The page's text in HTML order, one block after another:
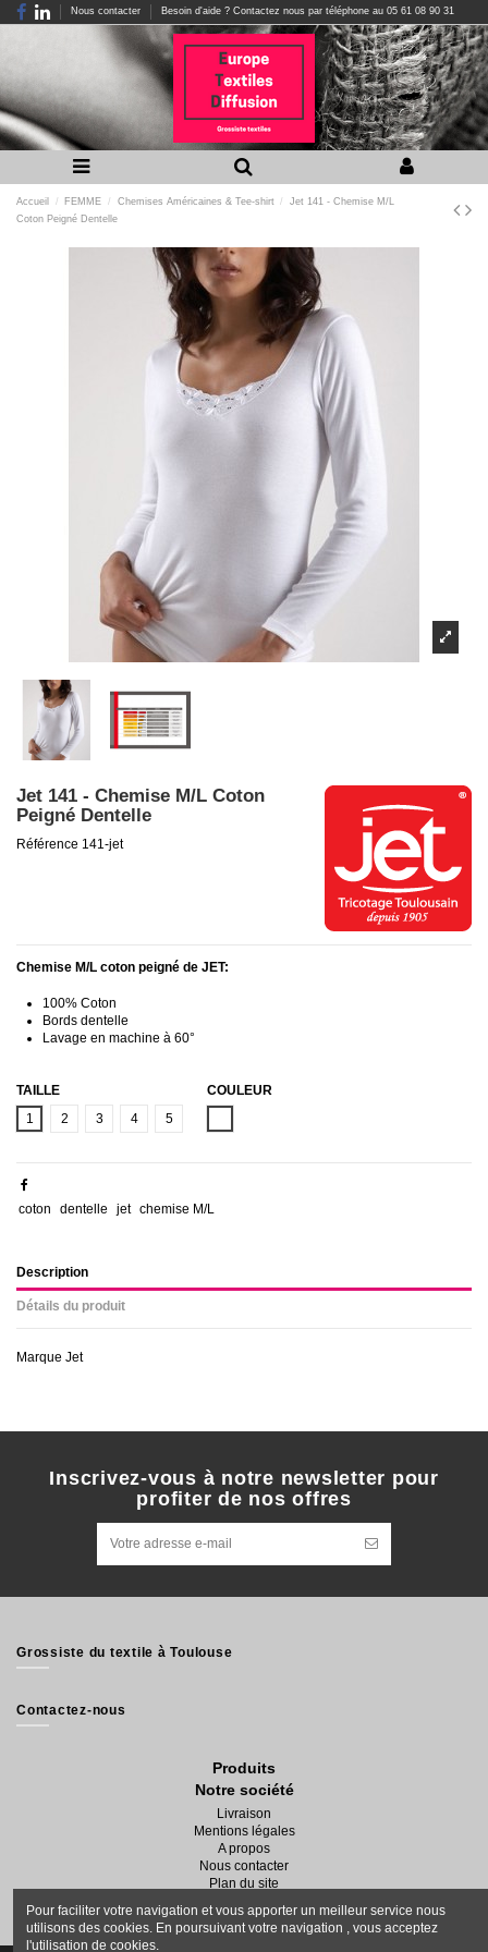
Nous contacter Besoin d'aide ? Contactez nous par téléphone au 05 61 08 90 31
Accueil FEMME Chemises Américaines & Tee-shirt
Jet 141 - Chemise M/L
Coton Peigné Dentelle
Jet 141 - Chemise M/L Coton
Peigné Dentelle
Référence 141-jet
Chemise M/L coton peigné de JET:
100% Coton
Bords dentelle
Lavage en machine à 60°
TAILLE
1
2 3 4 5
COULEUR
coton dentelle jet chemise M/L
Description
Détails du produit
Marque Jet
Inscrivez-vous à notre newsletter pour
profiter de nos offres
Grossiste du textile à Toulouse
Contactez-nous
Produits
Notre société
Livraison
Mentions légales
A propos
Nous contacter
Plan du site
Pour faciliter votre navigation et vous apporter un meilleur service nous
utilisons des cookies. En poursuivant votre navigation , vous acceptez
l'utilisation de cookies.